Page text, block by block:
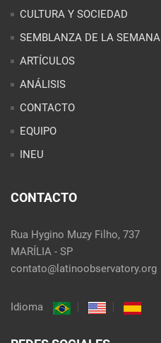
CULTURA Y SOCIEDAD
SEMBLANZA DE LA SEMANA
ARTÍCULOS
ANÁLISIS
CONTACTO
EQUIPO
INEU
CONTACTO
Rua Hygino Muzy Filho, 737
MARÍLIA - SP
contato@latinoobservatory.org
Idioma